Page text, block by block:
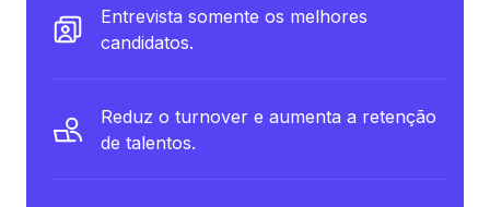
Entrevista somente os melhores
candidatos.
Reduz o turnover e aumenta a retenção
de talentos.